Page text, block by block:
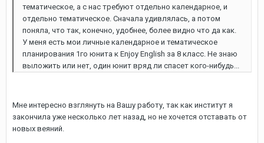
тематическое, а с нас требуют отдельно календарное, и
отдельно тематическое. Сначала удивлялась, а потом
поняла, что так, конечно, удобнее, более видно что да как.
У меня есть мои личные календарное и тематическое
планирования 1го юнита к Enjoy English за 8 класс. Не знаю
выложить или нет, один юнит вряд ли спасет кого-нибудь...
Мне интересно взглянуть на Вашу работу, так как институт я
закончила уже несколько лет назад, но не хочется отставать от
новых веяний.